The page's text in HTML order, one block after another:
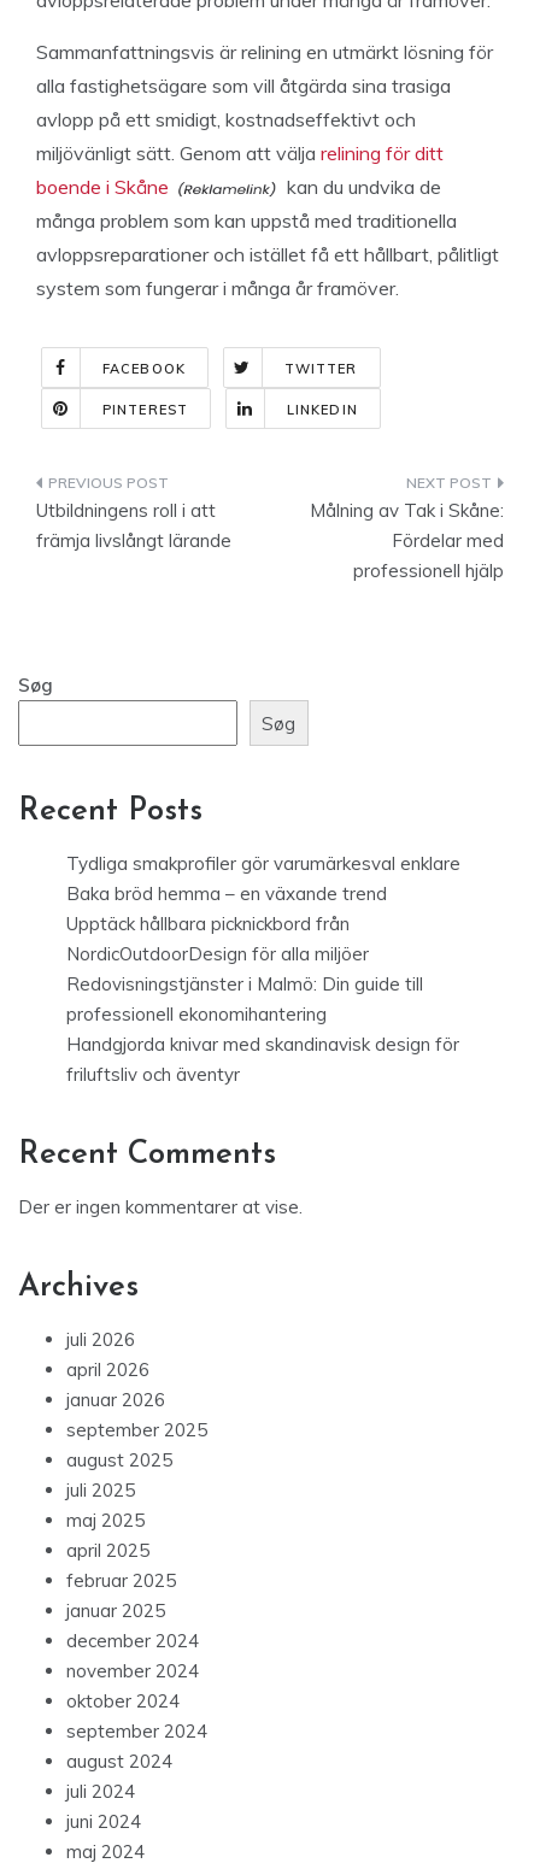
Sammanfattningsvis är relining en utmärkt lösning för
alla fastighetsägare som vill åtgärda sina trasiga
avlopp på ett smidigt, kostnadseffektivt och
miljövänligt sätt. Genom att välja relining för ditt
boende i Skåne
kan du undvika de
många problem som kan uppstå med traditionella
avloppsreparationer och istället få ett hållbart, pålitligt
system som fungerar i många år framöver.
FACEBOOK TWITTER
PINTEREST LINKEDIN
Indlægsnavigation
Utbildningens roll i att
främja livslångt lärande
Målning av Tak i Skåne:
Fördelar med
professionell hjälp
Søg
Søg
Recent Posts
Tydliga smakprofiler gör varumärkesval enklare
Baka bröd hemma – en växande trend
Upptäck hållbara picknickbord från
NordicOutdoorDesign för alla miljöer
Redovisningstjänster i Malmö: Din guide till
professionell ekonomihantering
Handgjorda knivar med skandinavisk design för
friluftsliv och äventyr
Recent Comments
Der er ingen kommentarer at vise.
Archives
juli 2026
april 2026
januar 2026
september 2025
august 2025
juli 2025
maj 2025
april 2025
februar 2025
januar 2025
december 2024
november 2024
oktober 2024
september 2024
august 2024
juli 2024
juni 2024
maj 2024